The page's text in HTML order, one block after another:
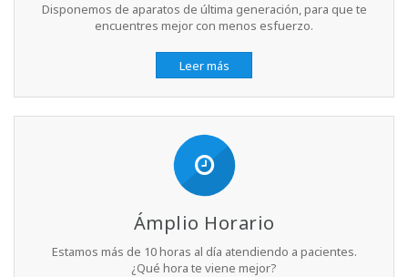
Disponemos de aparatos de última generación, para que te
encuentres mejor con menos esfuerzo.
Leer más
Ámplio Horario
Estamos más de 10 horas al día atendiendo a pacientes.
¿Qué hora te viene mejor?